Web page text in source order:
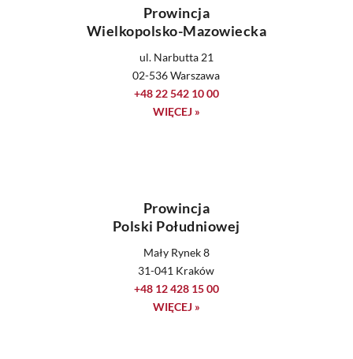
Prowincja
Wielkopolsko-Mazowiecka
ul. Narbutta 21
02-536 Warszawa
+48 22 542 10 00
WIĘCEJ »
Prowincja
Polski Południowej
Mały Rynek 8
31-041 Kraków
+48 12 428 15 00
WIĘCEJ »